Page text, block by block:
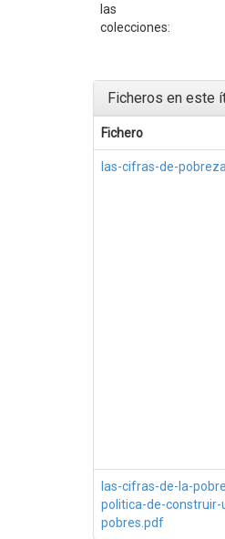
las
colecciones:
Ficheros en este
Fichero
las-cifras-de-
las-cifras-de-la-
politica-de-
pobres.pdf